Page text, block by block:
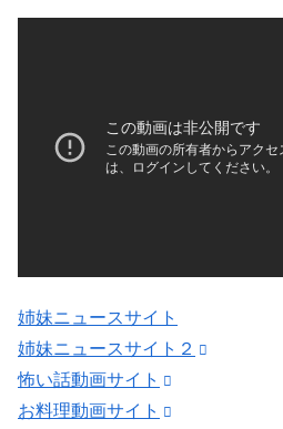
姉妹ニュースサイト
姉妹ニュースサイト２
怖い話動画サイト
お料理動画サイト